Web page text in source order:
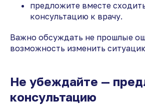
предложите вместе
консультацию к врачу.
Важно обсуждать не прошлые
возможность изменить
Не убеждайте —
консультацию